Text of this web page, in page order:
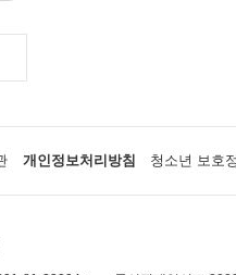
개인정보처리방침 청소년 보호